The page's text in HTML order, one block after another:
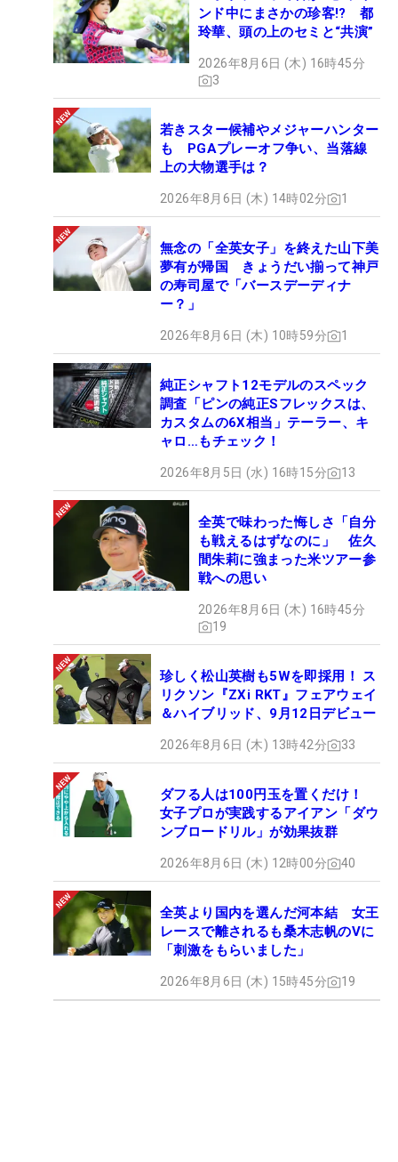
ンド中にまさかの珍客!? 都
玲華、頭の上のセミと“共演”
2026年8月6日 (木) 16時45分
3
若きスター候補やメジャーハンター
も PGAプレーオフ争い、当落線
上の大物選手は？
2026年8月6日 (木) 14時02分 1
無念の「全英女子」を終えた山下美
夢有が帰国 きょうだい揃って神戸
の寿司屋で「バースデーディナ
ー？」
2026年8月6日 (木) 10時59分 1
純正シャフト12モデルのスペック
調査「ピンの純正Sフレックスは、
カスタムの6X相当」テーラー、キ
ャロ…もチェック！
2026年8月5日 (水) 16時15分 13
全英で味わった悔しさ「自分
も戦えるはずなのに」 佐久
間朱莉に強まった米ツアー参
戦への思い
2026年8月6日 (木) 16時45分
19
珍しく松山英樹も5Wを即採用！ ス
リクソン『ZXi RKT』フェアウェイ
＆ハイブリッド、9月12日デビュー
2026年8月6日 (木) 13時42分 33
ダフる人は100円玉を置くだけ！
女子プロが実践するアイアン「ダウ
ンブロードリル」が効果抜群
2026年8月6日 (木) 12時00分 40
全英より国内を選んだ河本結 女王
レースで離されるも桑木志帆のVに
「刺激をもらいました」
2026年8月6日 (木) 15時45分 19